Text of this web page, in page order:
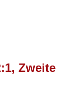
Zweite